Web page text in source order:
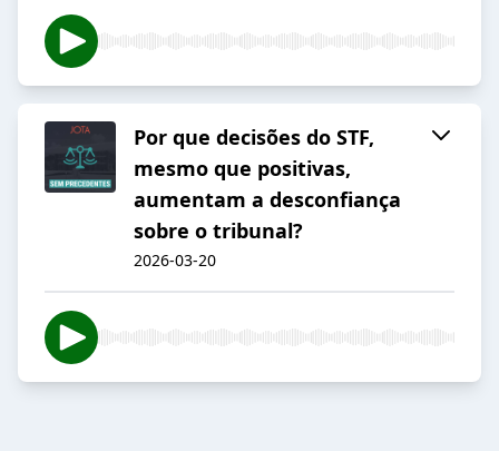
Por que decisões do STF,
mesmo que positivas,
aumentam a desconfiança
sobre o tribunal?
2026-03-20